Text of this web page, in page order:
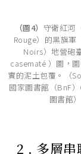
（圖4） 守衛紅河
Rouge）的黑旗軍
Noirs）地營砲
casematé ）圖，
實的泥土包覆。（
國家圖書館（BnF
圖書館）
2 . 多層串